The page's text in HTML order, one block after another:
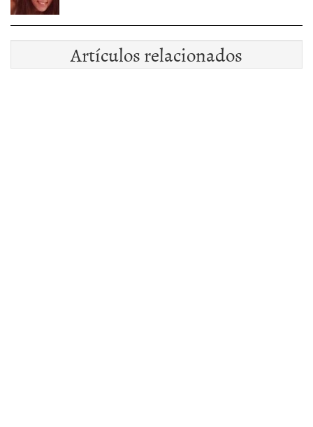
Artículos relacionados